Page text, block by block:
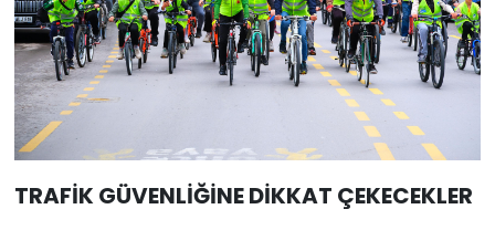
TRAFİK GÜVENLİĞİNE DİKKAT ÇEKECEKLER